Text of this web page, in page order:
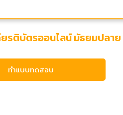
ยรติบัตรออนไลน์ มัธยมปลาย
ทำแบบทดสอบ